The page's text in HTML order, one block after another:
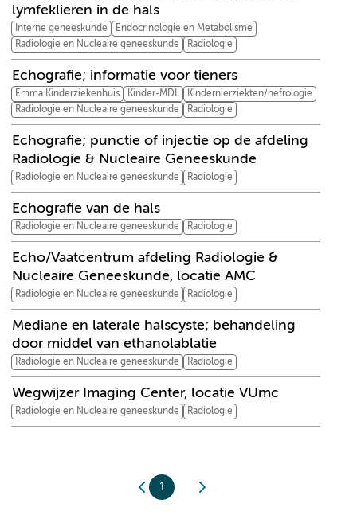
lymfeklieren in de hals
Interne geneeskunde
Endocrinologie en Metabolisme
Radiologie en Nucleaire geneeskunde
Radiologie
Echografie; informatie voor tieners
Emma Kinderziekenhuis Kinder-MDL
Kindernierziekten/nefrologie
Radiologie en Nucleaire geneeskunde
Radiologie
Echografie; punctie of injectie op de afdeling
Radiologie & Nucleaire Geneeskunde
Radiologie en Nucleaire geneeskunde Radiologie
Echografie van de hals
Radiologie en Nucleaire geneeskunde Radiologie
Echo/Vaatcentrum afdeling Radiologie &
Nucleaire Geneeskunde, locatie AMC
Radiologie en Nucleaire geneeskunde Radiologie
Mediane en laterale halscyste; behandeling
door middel van ethanolablatie
Radiologie en Nucleaire geneeskunde Radiologie
Wegwijzer Imaging Center, locatie VUmc
Radiologie en Nucleaire geneeskunde Radiologie
1